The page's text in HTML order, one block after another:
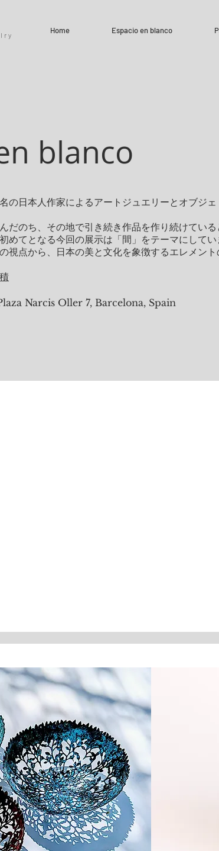
Home Espacio en blanco
blanco
の日本人作家によるアートジュエリーとオブジェ
だのち、その地で引き続き作品を作り続けている
めてとなる今回の展示は「間」をテーマにしてい
視点から、日本の美と文化を象徴するエレメント
Narcis Oller 7, Barcelona, Spain